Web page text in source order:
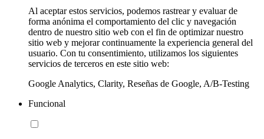
Al aceptar estos servicios, podemos rastrear y evaluar de
forma anónima el comportamiento del clic y navegación
dentro de nuestro sitio web con el fin de optimizar nuestro
sitio web y mejorar continuamente la experiencia general del
usuario. Con tu consentimiento, utilizamos los siguientes
servicios de terceros en este sitio web:
Google Analytics, Clarity, Reseñas de Google, A/B-Testing
Funcional